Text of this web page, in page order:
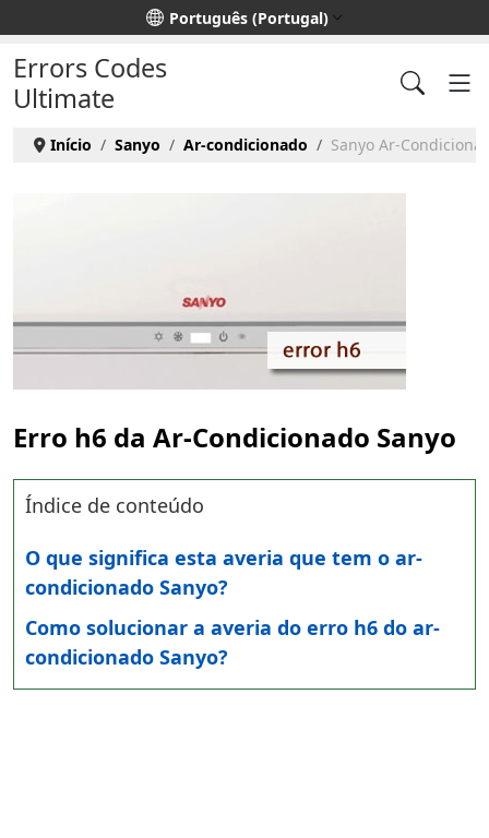
Escolha o seu idioma Português (Portugal)
Errors Codes
Ultimate
Início Sanyo Ar-condicionado Sanyo Ar-
Erro h6 da Ar-Condicionado Sanyo
Índice de conteúdo
O que significa esta averia que tem o ar-
condicionado Sanyo?
Como solucionar a averia do erro h6 do ar-
condicionado Sanyo?